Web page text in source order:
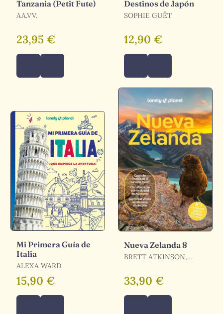
Tanzania (Petit Fute)
AA.VV.
23,95 €
Destinos de Japón
SOPHIE GUËT
12,90 €
Mi Primera Guía de
Italia
ALEXA WARD
15,90 €
Nueva Zelanda 8
BRETT ATKINSON,
CRAIG MCLACHLAN /
ATKINSON, BRETT /
33,90 €